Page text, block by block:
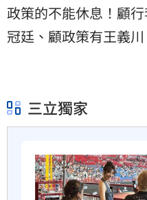
政策的不能休息！顧
冠廷、顧政策有王義川
三立獨家